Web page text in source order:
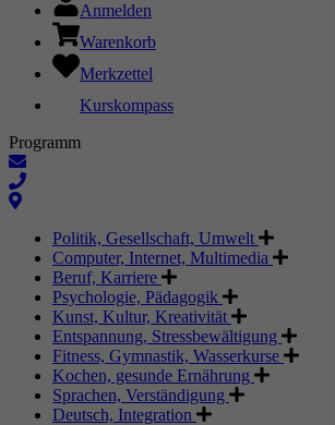
Anmelden
Warenkorb
Merkzettel
Kurskompass
Programm
Politik, Gesellschaft, Umwelt
Computer, Internet, Multimedia
Beruf, Karriere
Psychologie, Pädagogik
Kunst, Kultur, Kreativität
Entspannung, Stressbewältigung
Fitness, Gymnastik, Wasserkurse
Kochen, gesunde Ernährung
Sprachen, Verständigung
Deutsch, Integration